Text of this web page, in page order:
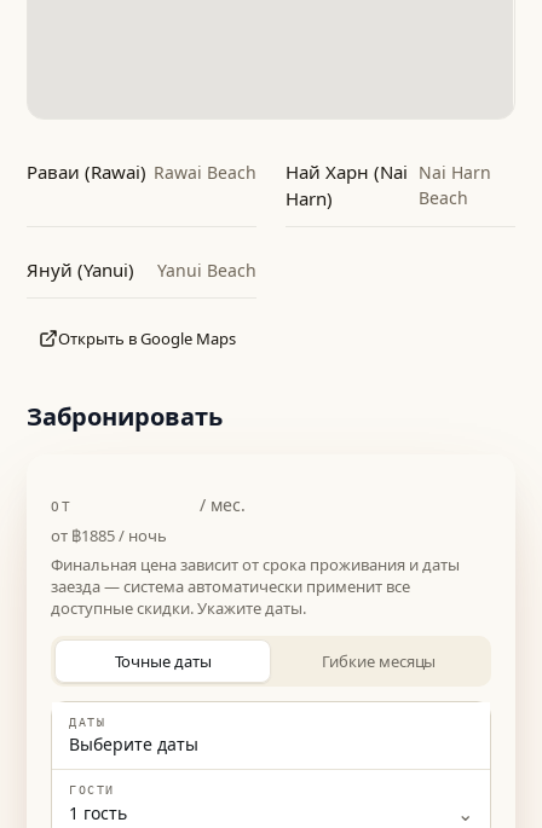
Раваи (Rawai) Rawai Beach
Най Харн (Nai
Harn)
Nai Harn
Beach
Януй (Yanui) Yanui Beach
Открыть в Google Maps
Забронировать
ОТ / мес.
от ฿1885/ ночь
Финальная цена зависит от срока проживания и даты
заезда — система автоматически применит все
доступные скидки. Укажите даты.
Точные даты Гибкие месяцы
ДАТЫ
Выберите даты
ГОСТИ
1 гость ⌄